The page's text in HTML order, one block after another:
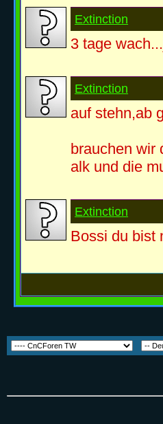
Extinction
3 tage
Extinction
auf stehn,ab
brauchen wir
alk und die
Extinction
Bossi du bist